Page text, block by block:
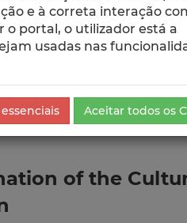
ESCOLAS UNIDADES
of the
e à correta interação
o portal, o utilizador está a
usadas nas
Aceitar todos os